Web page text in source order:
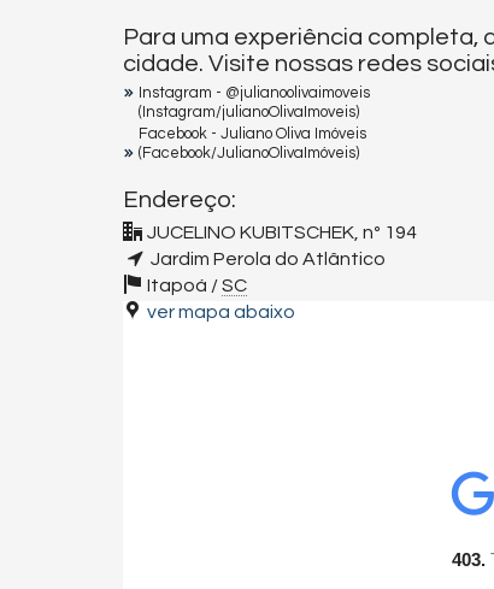
Para uma experiência completa,
cidade. Visite nossas redes
Instagram - @julianoolivaimoveis
(Instagram/julianoOlivaImoveis)
Facebook - Juliano Oliva Imóveis
(Facebook/JulianoOlivaImóveis)
Endereço:
JUCELINO KUBITSCHEK, nº 194
Jardim Perola do Atlântico
Itapoá /SC
ver mapa abaixo